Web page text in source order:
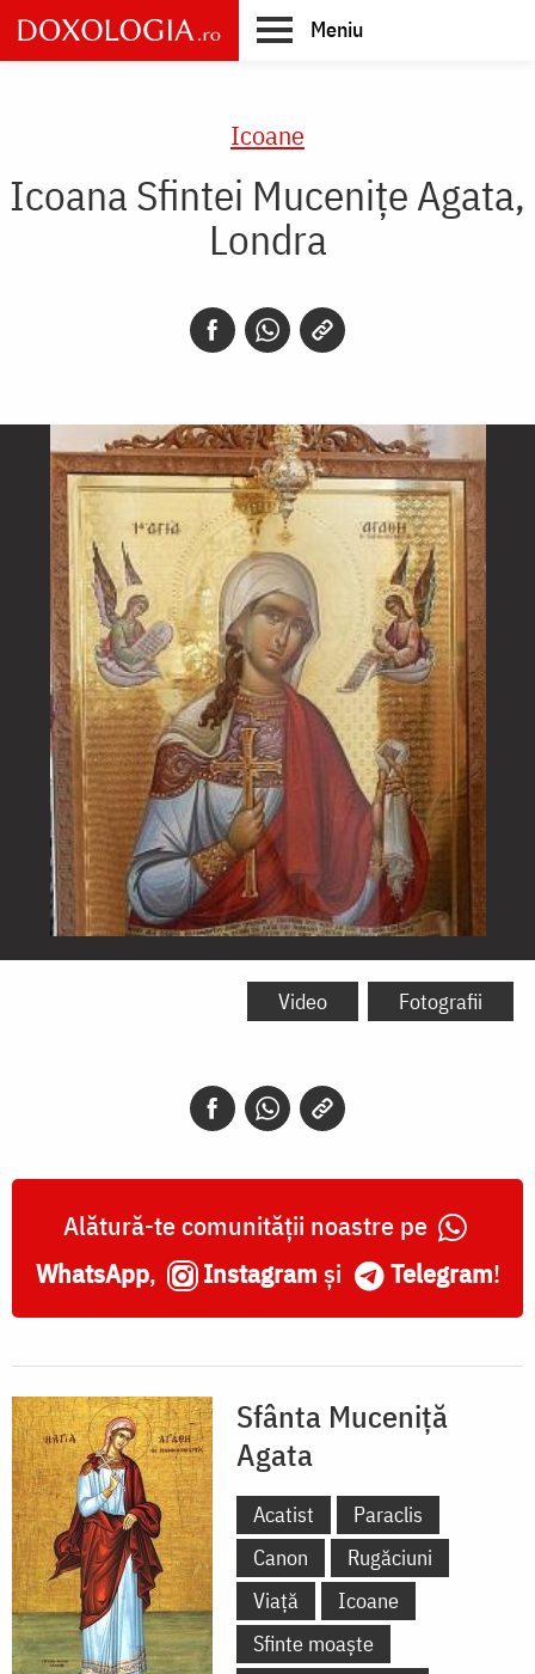
Skip
to
main
Meniu
Icoane
Icoana Sfintei Mucenițe Agata,
Londra
Icoana
Biserica
Pantelimon
Sf
Paraschevi,
Londra
Video Fotografii
Alătură-te comunității noastre pe
WhatsApp, Instagram și Telegram!
Sfânta Muceniță
Agata
Acatist
Paraclis
Canon
Rugăciuni
Viață
Icoane
Sfinte moaște